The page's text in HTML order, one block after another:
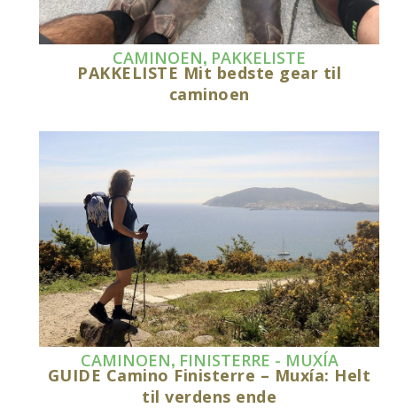
CAMINOEN, PAKKELISTE
PAKKELISTE Mit bedste gear til
caminoen
CAMINOEN, FINISTERRE - MUXÍA
GUIDE Camino Finisterre – Muxía: Helt
til verdens ende